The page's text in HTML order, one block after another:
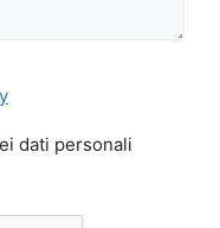
dati personali